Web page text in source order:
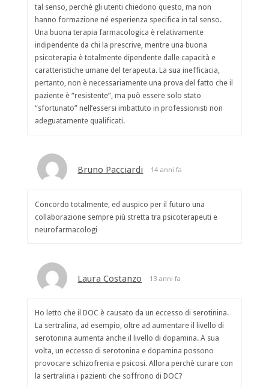
tal senso, perché gli utenti chiedono questo, ma non
hanno formazione né esperienza specifica in tal senso.
Una buona terapia farmacologica è relativamente
indipendente da chi la prescrive, mentre una buona
psicoterapia è totalmente dipendente dalle capacità e
caratteristiche umane del terapeuta. La sua inefficacia,
pertanto, non è necessariamente una prova del fatto che il
paziente è “resistente”, ma può essere solo stato
“sfortunato” nell’essersi imbattuto in professionisti non
adeguatamente qualificati.
Bruno Pacciardi 14 anni fa
Concordo totalmente, ed auspico per il futuro una
collaborazione sempre più stretta tra psicoterapeuti e
neurofarmacologi
Laura Costanzo 13 anni fa
Ho letto che il DOC è causato da un eccesso di serotinina.
La sertralina, ad esempio, oltre ad aumentare il livello di
serotonina aumenta anche il livello di dopamina. A sua
volta, un eccesso di serotonina e dopamina possono
provocare schizofrenia e psicosi. Allora perchè curare con
la sertralina i pazienti che soffrono di DOC?